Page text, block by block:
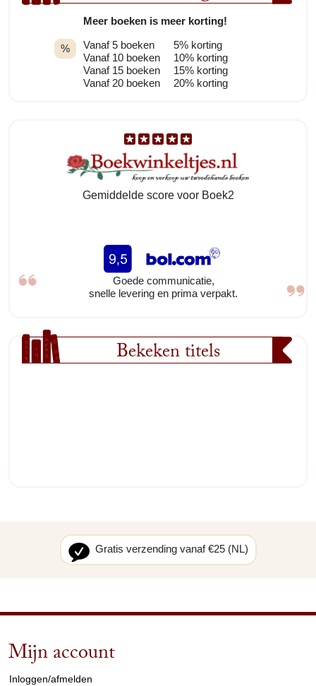
%
Meer boeken is meer korting!
Vanaf 5 boeken
Vanaf 10 boeken
Vanaf 15 boeken
Vanaf 20 boeken
5% korting
10% korting
15% korting
20% korting
Gemiddelde score voor Boek2
Goede communicatie,
snelle levering en prima verpakt.
Bekeken titels
Gratis verzending vanaf €25 (NL)
Mijn account
Inloggen/afmelden